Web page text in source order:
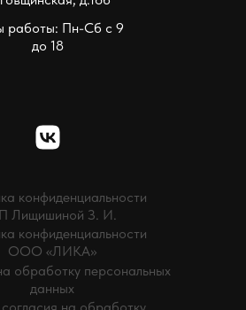
работы: Пн-Сб с 9
до 18
конфиденциальности
Лищишиной З. И.
конфиденциальности
ООО «ЛИКА»
обработку персональных
данных